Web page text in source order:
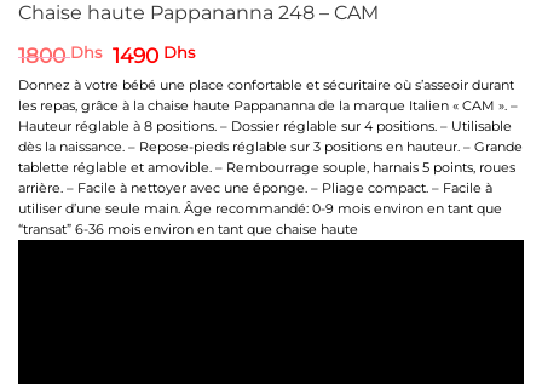
Chaise haute Pappananna 248 – CAM
1800Dhs Le
prix
initial
était :
1800 Dhs.
1490 DhsLe
prix
actuel
est :
1490 Dhs.
Donnez à votre bébé une place confortable et sécuritaire où s’asseoir durant
les repas, grâce à la chaise haute Pappananna de la marque Italien « CAM ». –
Hauteur réglable à 8 positions. – Dossier réglable sur 4 positions. – Utilisable
dès la naissance. – Repose-pieds réglable sur 3 positions en hauteur. – Grande
tablette réglable et amovible. – Rembourrage souple, harnais 5 points, roues
arrière. – Facile à nettoyer avec une éponge. – Pliage compact. – Facile à
utiliser d’une seule main. Âge recommandé: 0-9 mois environ en tant que
“transat” 6-36 mois environ en tant que chaise haute